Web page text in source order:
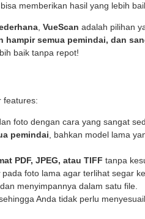
bisa memberikan hasil yang lebih
, VueScan adalah pilihan
semua pemindai, dan
baik tanpa repot!
features:
foto dengan cara yang sangat
pemindai , bahkan model lama
PDF, JPEG, atau TIFF tanpa
pada foto lama agar terlihat segar
dan menyimpannya dalam satu file.
sehingga Anda tidak perlu